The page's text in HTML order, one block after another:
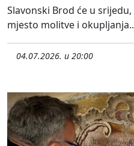
Slavonski Brod će u
mjesto molitve i
04.07.2026. u 20:00